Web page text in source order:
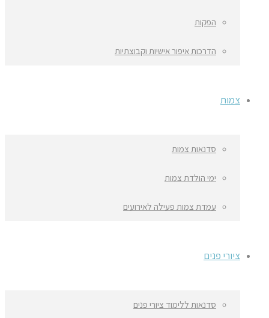
הפקות
הדרכות איפור אישיות וקבוצתיות
צמות
סדנאות צמות
ימי הולדת צמות
עמדת צמות פעילה לאירועים
ציורי פנים
סדנאות ללימוד ציורי פנים